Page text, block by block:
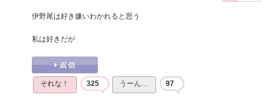
伊野尾は好き嫌いわかれると思う
私は好きだが
それな！ 325 うーん… 97